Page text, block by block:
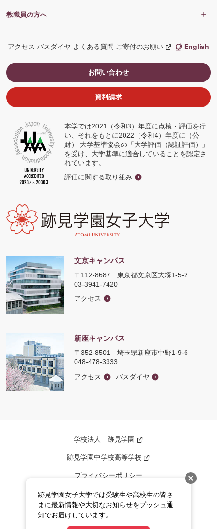
文京キャンパス
〒112-8687東京都文京区大塚1-5-2
03-3941-7420
アクセス
新座キャンパス
〒352-8501埼玉県新座市中野1-9-6
048-478-3333
アクセス
バスダイヤ
本学では2021（令和3）年度に点検・評価を行
い、それをもとに2022（令和4）年度に（公
財） 大学基準協会の「大学評価（認証評価）」
を受け、大学基準に適合していることを認定さ
れています。
評価に関する取り組み
教職員の方へ
アクセス バスダイヤ よくある質問 ご寄付のお願い
新
し
ン
ド
開
English
お問い合わせ
資料請求
学校法人 跡見学園
新
ウ
で
開
く
跡見学園中学校高等学校
新
ン
ド
ウ
プライバシーポリシー
このサイトについて
サイトマップ
跡見学園女子大学では受験生や高校生の皆さ
まに最新情報や大切なお知らせをプッシュ通
知でお届けしています。